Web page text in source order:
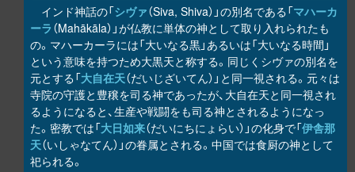
インド神話の「シヴァ（Siva, Shiva）」の別名である「マハーカ
ーラ （Mahākāla）」が仏教に単体の神として取り入れられたも
の。マハーカーラには「大いなる黒」あるいは「大いなる時間」
という意味を持つため大黒天と称する。同じくシヴァの別名を
元とする「大自在天（だいじざいてん）」と同一視される。元々は
寺院の守護と豊穣を司る神であったが、大自在天と同一視され
るようになると、生産や戦闘をも司る神とされるようになっ
た。密教では「大日如来（だいにちにょらい）」の化身で「伊舎那
天（いしゃなてん）」の眷属とされる。中国では食厨の神として
祀られる。